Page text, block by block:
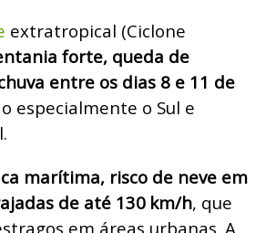
extratropical (Ciclone
forte, queda de
entre os dias 8 e 11 de
especialmente o Sul e
marítima, risco de neve em
de até 130 km/h, que
em áreas urbanas. A